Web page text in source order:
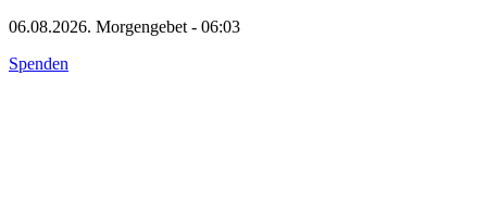
06.08.2026. Morgengebet - 06:03
Spenden